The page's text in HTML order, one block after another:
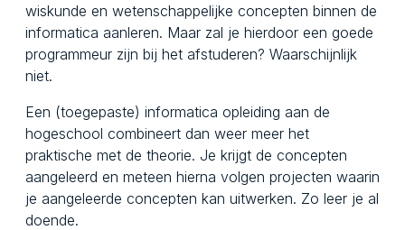
wiskunde en wetenschappelijke concepten binnen de
informatica aanleren. Maar zal je hierdoor een goede
programmeur zijn bij het afstuderen? Waarschijnlijk
niet.
Een (toegepaste) informatica opleiding aan de
hogeschool combineert dan weer meer het
praktische met de theorie. Je krijgt de concepten
aangeleerd en meteen hierna volgen projecten waarin
je aangeleerde concepten kan uitwerken. Zo leer je al
doende.